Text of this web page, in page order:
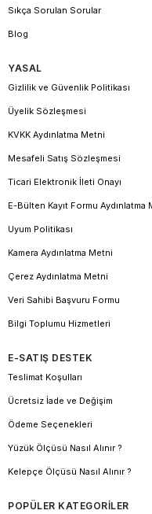
Sıkça Sorulan Sorular
Blog
YASAL
Gizlilik ve Güvenlik Politikası
Üyelik Sözleşmesi
KVKK Aydınlatma Metni
Mesafeli Satış Sözleşmesi
Ticari Elektronik İleti Onayı
E-Bülten Kayıt Formu Aydınlatma
Uyum Politikası
Kamera Aydınlatma Metni
Çerez Aydınlatma Metni
Veri Sahibi Başvuru Formu
Bilgi Toplumu Hizmetleri
E-SATIŞ DESTEK
Teslimat Koşulları
Ücretsiz İade ve Değişim
Ödeme Seçenekleri
Yüzük Ölçüsü Nasıl Alınır ?
Kelepçe Ölçüsü Nasıl Alınır ?
POPÜLER KATEGORİLER